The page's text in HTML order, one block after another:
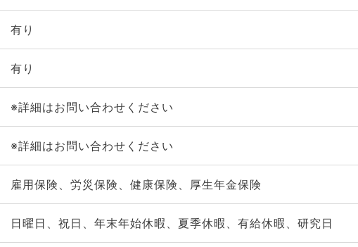
有り
有り
※詳細はお問い合わせください
※詳細はお問い合わせください
雇用保険、労災保険、健康保険、厚生年金保険
日曜日、祝日、年末年始休暇、夏季休暇、有給休暇、研究日